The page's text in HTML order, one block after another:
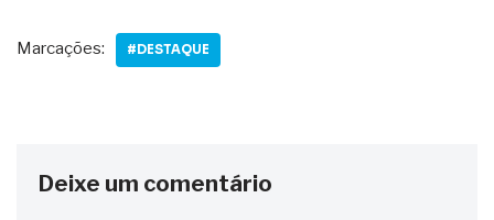
Marcações: #DESTAQUE
Deixe um comentário